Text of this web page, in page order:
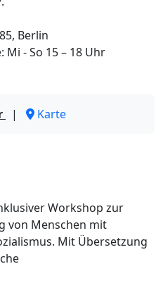
Berlin
- So 15 – 18 Uhr
| Karte
Workshop zur
von Menschen mit
Mit Übersetzung